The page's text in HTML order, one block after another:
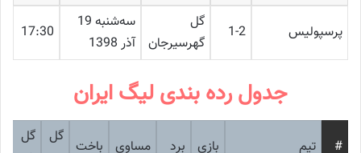
پرسپولیس 1-2
گل
گهرسیرجان
ﺳﻪشنبه 19
آذر 1398
17:30
جدول رده بندی لیگ ایران
# تیم بازی برد مساوی باخت
گل
گل